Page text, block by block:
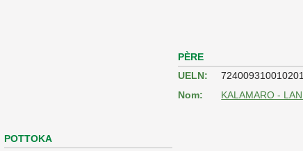
POTTOKA
PÈRE
UELN:
724009310010201
Nom:
KALAMARO -